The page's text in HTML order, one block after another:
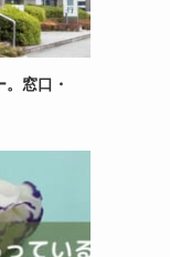
窓口・